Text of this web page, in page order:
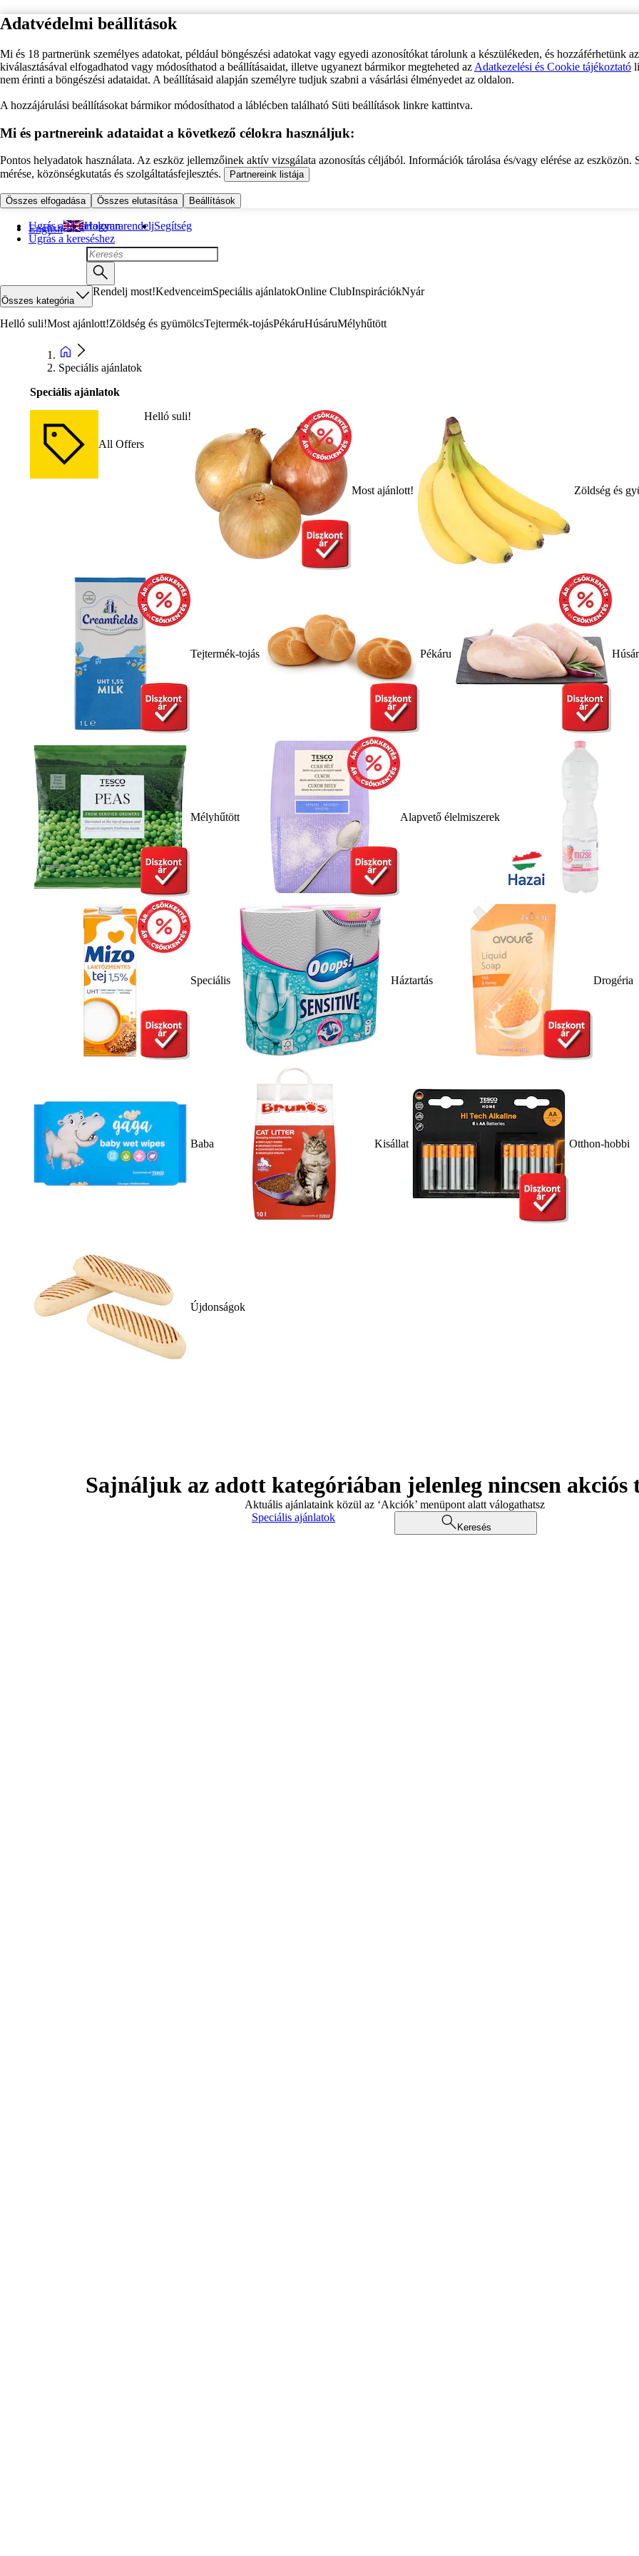
Adatvédelmi beállítások
Mi és 18 partnerünk személyes adatokat, például böngészési adatokat vagy egyedi azonosítókat tárolunk a készülékeden, és hozzáférhetünk
kiválasztásával elfogadhatod vagy módosíthatod a beállításaidat, illetve ugyanezt bármikor megteheted az Adatkezelési és Cookie tájékoztató
nem érinti a böngészési adataidat. A beállításaid alapján személyre tudjuk szabni a vásárlási élményedet az oldalon.
A hozzájárulási beállításokat bármikor módosíthatod a láblécben található Süti beállítások linkre kattintva.
Mi és partnereink adataidat a következő célokra használjuk:
Pontos helyadatok használata. Az eszköz jellemzőinek aktív vizsgálata azonosítás céljából. Információk tárolása és/vagy elérése az eszközön.
mérése, közönségkutatás és szolgáltatásfejlesztés.
Partnereink listája
Összes elfogadása Összes elutasítása Beállítások
Ugrás a fő tartalomra
Ugrás a kereséshez
English Hogyan rendeljSegítség
Összes kategória
Rendelj most!KedvenceimSpeciális ajánlatokOnline ClubInspirációkNyár
Helló suli!Most ajánlott!Zöldség és gyümölcsTejtermék-tojásPékáruHúsáruMélyhűtött
Speciális ajánlatok
Speciális ajánlatok
All Offers
Helló suli!
Most ajánlott! Zöldség és
Tejtermék-tojás Pékáru
Mélyhűtött Alapvető élelmiszerek
Speciális Háztartás Drogéria
Baba Kisállat Otthon-hobbi
Újdonságok
Sajnáljuk az adott kategóriában jelenleg nincsen akciós
Aktuális ajánlataink közül az ‘Akciók’ menüpont alatt válogathatsz
Speciális ajánlatok
Keresés